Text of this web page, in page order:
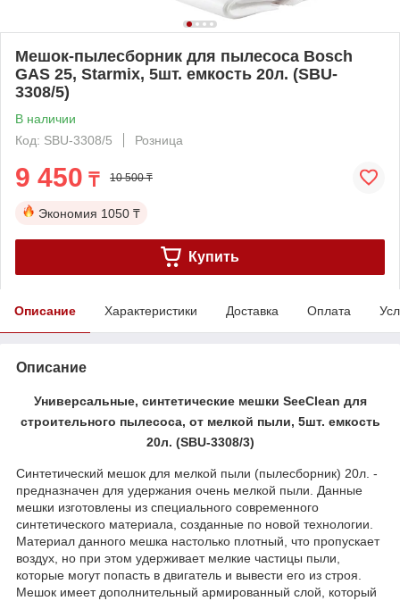
Мешок-пылесборник для пылесоса Bosch
GAS 25, Starmix, 5шт. емкость 20л. (SBU-
3308/5)
В наличии
Код: SBU-3308/5
Розница
9 450 ₸ 10 500 ₸
Экономия 1050 ₸
Купить
Описание Характеристики Доставка Оплата
Описание
Универсальные, синтетическиемешки SeeClean для
строительного пылесоса, от мелкой пыли, 5шт. емкость
20л. (SBU-3308/3)
Синтетический мешок для мелкой пыли (пылесборник) 20л. -
предназначен для удержания очень мелкой пыли. Данные
мешки изготовлены из специального современного
синтетического материала, созданные по новой технологии.
Материал данного мешка настолько плотный, что пропускает
воздух, но при этом удерживает мелкие частицы пыли,
которые могут попасть в двигатель и вывести его из строя.
Мешок имеет дополнительный армированный слой, который